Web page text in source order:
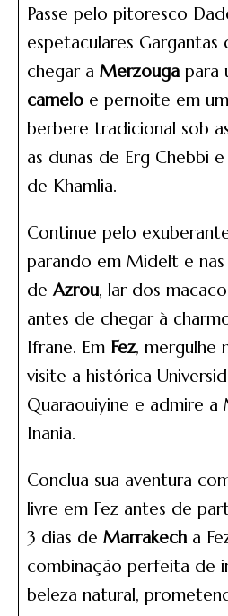
Passe pelo pitoresco
espetaculares
chegar a Merzouga para
camelo e pernoite em
berbere tradicional sob
as dunas de Erg Chebbi
de Khamlia.
Continue pelo
parando em Midelt e
deAzrou, lar dos
antes de chegar à
Ifrane. Em Fez, mergulhe
visite a histórica
Quaraouiyine e admire a
Inania.
Conclua sua aventura
livre em Fez antes de
3 dias de Marrakech a
combinação perfeita de
beleza natural,